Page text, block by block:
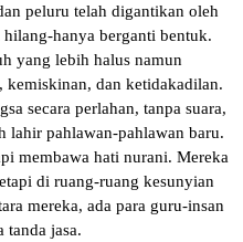
peluru telah digantikan oleh
hanya berganti bentuk.
yang lebih halus namun
kemiskinan, dan ketidakadilan.
secara perlahan, tanpa suara,
lahir pahlawan-pahlawan baru.
membawa hati nurani. Mereka
di ruang-ruang kesunyian
mereka, ada para guru-insan
tanda jasa.